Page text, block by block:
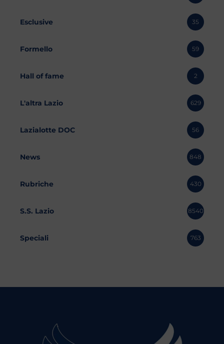
Esclusive 35
Formello 59
Hall of fame 2
L'altra Lazio 629
Lazialotte DOC 56
News 848
Rubriche 430
S.S. Lazio 8540
Speciali 763